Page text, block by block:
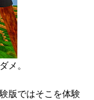
メ。
版ではそこを体験